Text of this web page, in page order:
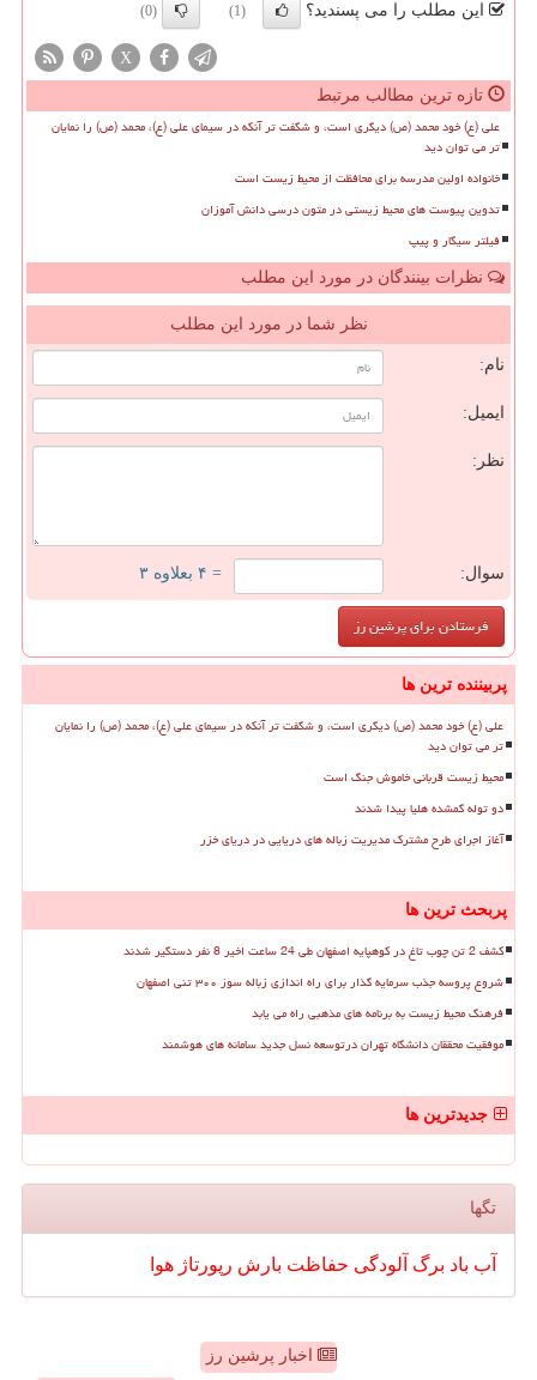
این مطلب را می پسندید؟ (1)
(0)
X
تازه ترین مطالب مرتبط
علی (ع) خود محمد (ص) دیگری است، و شگفت تر آنکه در سیمای علی (ع)، محمد (ص) را نمایان
تر می توان دید
خانواده اولین مدرسه برای محافظت از محیط زیست است
تدوین پیوست های محیط زیستی در متون درسی دانش آموزان
فیلتر سیگار و پیپ
نظرات بینندگان در مورد این مطلب
نظر شما در مورد این مطلب
نام:
ایمیل:
نظر:
سوال: = ۴ بعلاوه ۳
پربیننده ترین ها
علی (ع) خود محمد (ص) دیگری است، و شگفت تر آنکه در سیمای علی (ع)، محمد (ص) را نمایان
تر می توان دید
محیط زیست قربانی خاموش جنگ است
دو توله گمشده هلیا پیدا شدند
آغاز اجرای طرح مشترک مدیریت زباله های دریایی در دریای خزر
پربحث ترین ها
کشف 2 تن چوب تاغ در کوهپایه اصفهان طی 24 ساعت اخیر 8 نفر دستگیر شدند
شروع پروسه جذب سرمایه گذار برای راه اندازی زباله سوز ۳۰۰ تنی اصفهان
فرهنگ محیط زیست به برنامه های مذهبی راه می یابد
موفقیت محققان دانشگاه تهران درتوسعه نسل جدید سامانه های هوشمند
جدیدترین ها
تگها
آب باد برگ آلودگی حفاظت بارش رپورتاژ هوا
اخبار پرشین رز